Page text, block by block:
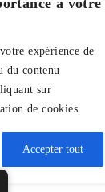
à votre
expérience de
du contenu
sur
de cookies.
Accepter tout